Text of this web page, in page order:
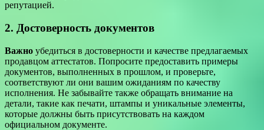
репутацией.
2. Достоверность документов
Важно убедиться в достоверности и качестве предлагаемых
продавцом аттестатов. Попросите предоставить примеры
документов, выполненных в прошлом, и проверьте,
соответствуют ли они вашим ожиданиям по качеству
исполнения. Не забывайте также обращать внимание на
детали, такие как печати, штампы и уникальные элементы,
которые должны быть присутствовать на каждом
официальном документе.